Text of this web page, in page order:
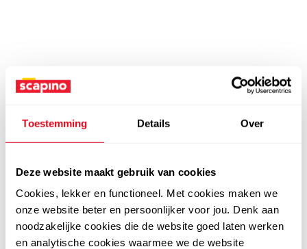
Toestemming Details Over
Deze website maakt gebruik van cookies
Cookies, lekker en functioneel. Met cookies maken we
onze website beter en persoonlijker voor jou. Denk aan
noodzakelijke cookies die de website goed laten werken
en analytische cookies waarmee we de website